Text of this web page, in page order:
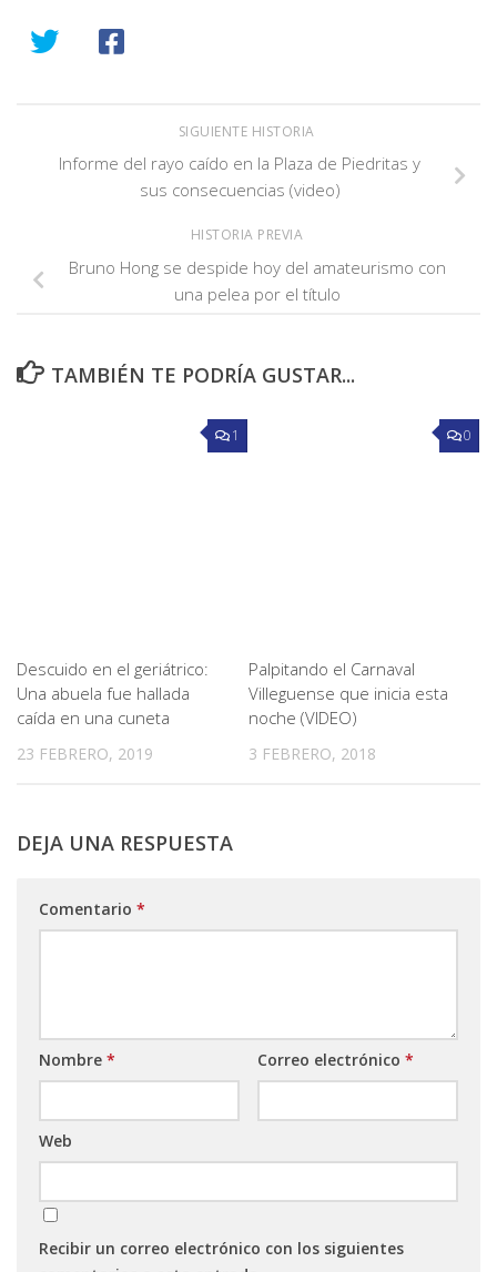
SIGUIENTE HISTORIA
Informe del rayo caído en la Plaza de Piedritas y
sus consecuencias (video)
HISTORIA PREVIA
Bruno Hong se despide hoy del amateurismo con
una pelea por el título
TAMBIÉN TE PODRÍA GUSTAR...
1
Descuido en el geriátrico:
Una abuela fue hallada
caída en una cuneta
23 FEBRERO, 2019
0
Palpitando el Carnaval
Villeguense que inicia esta
noche (VIDEO)
3 FEBRERO, 2018
DEJA UNA RESPUESTA
Comentario *
Nombre * Correo electrónico *
Web
Recibir un correo electrónico con los siguientes